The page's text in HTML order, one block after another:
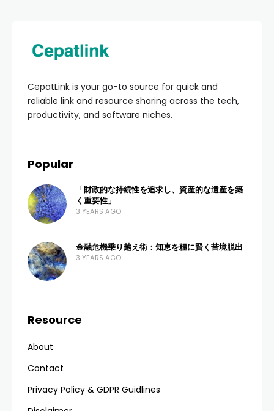
CepatLink is your go-to source for quick and
reliable link and resource sharing across the tech,
productivity, and software niches.
Popular
「財政的な持続性を追求し、資産的な遺産を築
く重要性」
3 YEARS AGO
金融危機乗り越え術：知恵を糧に賢く苦境脱出
3 YEARS AGO
Resource
About
Contact
Privacy Policy & GDPR Guidlines